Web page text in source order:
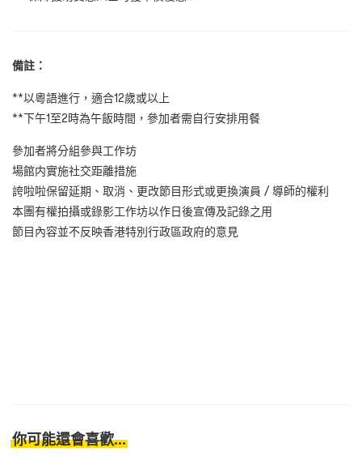
備註：
**以粵語進行，適合12歲或以上
**下午1至2時為午飯時間，參加者需自行安排用餐
參加者將分組參與工作坊
場館内實施社交距離措施
誇啦啦保留延期、取消、更改節目形式或更換演員 /導師的權利
本團有權拍攝或錄影工作坊以作日後宣傳及記錄之用
節目內容並不反映香港特別行政區政府的意見
你可能還會喜歡...